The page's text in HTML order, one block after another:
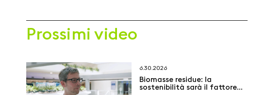
Prossimi video
6.30.2026
Biomasse residue: la
sostenibilità sarà il fattore